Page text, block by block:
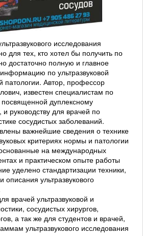
исследования
для тех, кто хотел бы получить по
достаточно полную и главное
по ультразвуковой
патологии. Автор, профессор
известен специалистам по
посвященной дуплексному
руководству для врачей по
сосудистых заболеваний.
важнейшие сведения о технике
критериях нормы и патологии
на международных
и практическом опыте работы
уделено стандартизации техники,
ультразвукового
врачей ультразвуковой и
сосудистых хирургов,
а так же для студентов и врачей,
ультразвукового исследования